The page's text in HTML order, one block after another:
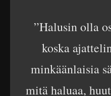
”Halusin olla
koska
minkäänlaisia
mitä haluaa,